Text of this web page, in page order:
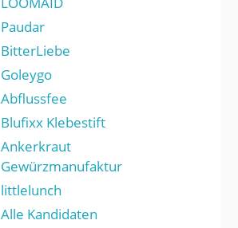
Paudar
BitterLiebe
Goleygo
Abflussfee
Blufixx Klebestift
Ankerkraut
Gewürzmanufaktur
littlelunch
Alle Kandidaten